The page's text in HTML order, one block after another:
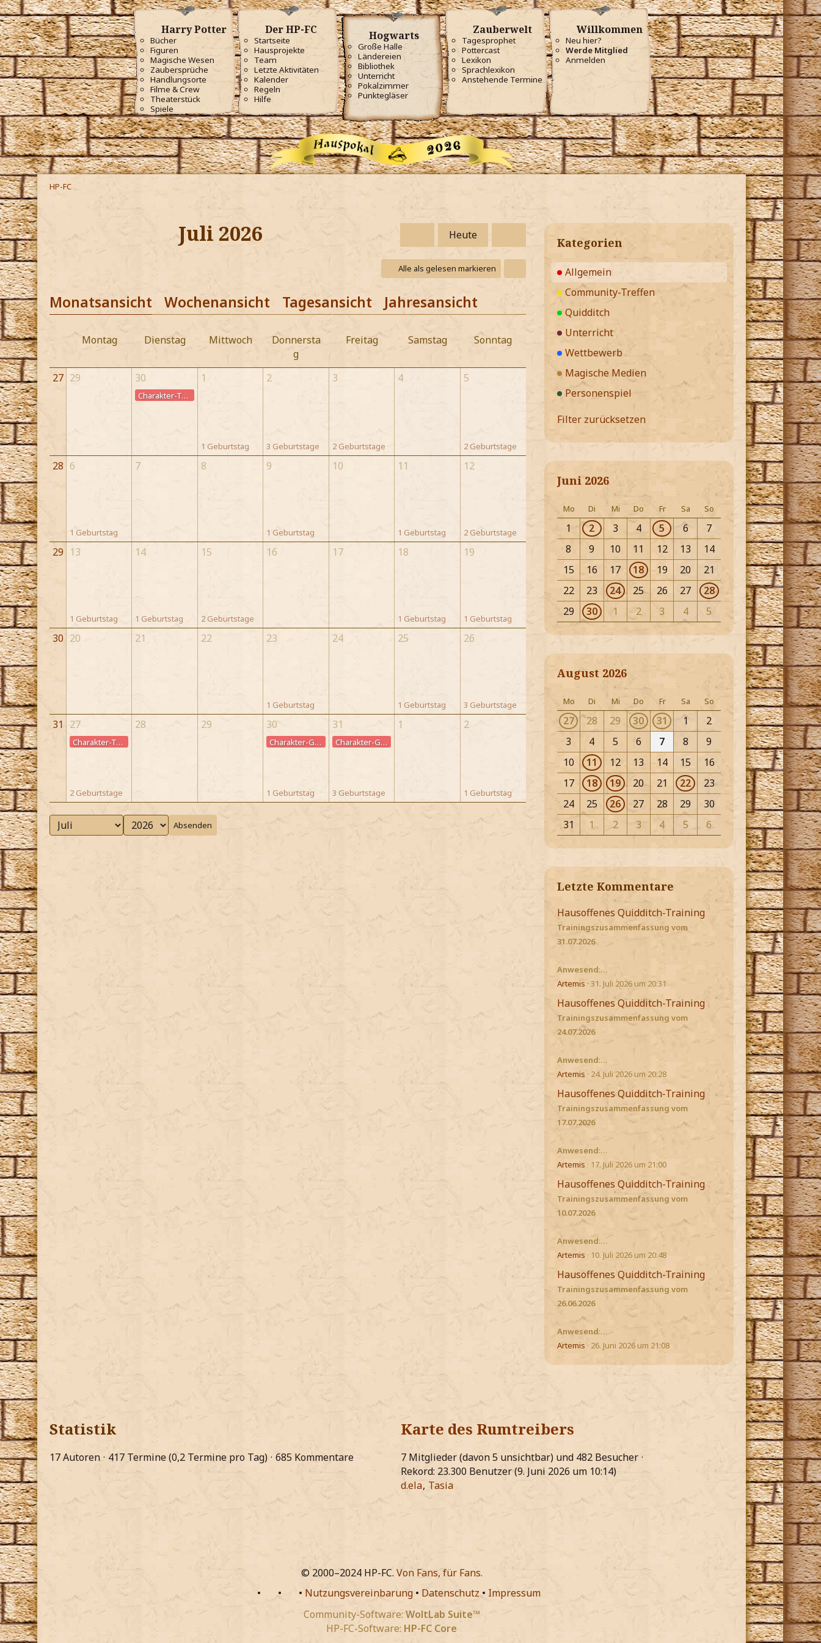
Harry Potter
Bücher
Figuren
Magische Wesen
Zaubersprüche
Handlungsorte
Filme & Crew
Theaterstück
Spiele
Der HP-FC
Startseite
Hausprojekte
Team
Letzte Aktivitäten
Kalender
Regeln
Hilfe
Hogwarts
Große Halle
Ländereien
Bibliothek
Unterricht
Pokalzimmer
Punktegläser
Zauberwelt
Tagesprophet
Pottercast
Lexikon
Sprachlexikon
Anstehende Termine
Willkommen
Neu hier?
Werde Mitglied
Anmelden
HP-FC
Juli 2026 Heute
Alle als gelesen markieren
Monatsansicht Wochenansicht Tagesansicht Jahresansicht
Montag Dienstag Mittwoch
Donnersta
g
Freitag Samstag Sonntag
27 29 30
Charakter-Todestag
1
1 Geburtstag
2
3 Geburtstage
3
2 Geburtstage
4 5
2 Geburtstage
28 6
1 Geburtstag
7 8 9
1 Geburtstag
10 11
1 Geburtstag
12
2 Geburtstage
29 13
1 Geburtstag
14
1 Geburtstag
15
2 Geburtstage
16 17 18
1 Geburtstag
19
1 Geburtstag
30 20 21 22 23
1 Geburtstag
24 25
1 Geburtstag
26
3 Geburtstage
31 27
Charakter-Todestag
2 Geburtstage
28 29 30
Charakter-Geburtstag
1 Geburtstag
31
Charakter-Geburtstag
3 Geburtstage
1 2
1 Geburtstag
Absenden
Kategorien
Allgemein
Community-Treffen
Quidditch
Unterricht
Wettbewerb
Magische Medien
Personenspiel
Filter zurücksetzen
Juni 2026
Mo Di Mi Do Fr Sa So
1 2 3 4 5 6
7
8
9 10 11 12 13
14
15
16 17 18 19 20
21
22
23 24 25 26 27
28
29
30 1 2 3 4 5
August 2026
Mo Di Mi Do Fr Sa So
27 28 29 30 31 1
2
3
4 5 6 7 8
9
10
11 12 13 14 15
16
17
18 19 20 21 22
23
24
25 26 27 28 29
30
31
1 2 3 4 5 6
Letzte Kommentare
Hausoffenes Quidditch-Training
Trainingszusammenfassung vom
31.07.2026
Anwesend:…
Artemis 31. Juli 2026 um 20:31
Hausoffenes Quidditch-Training
Trainingszusammenfassung vom
24.07.2026
Anwesend:…
Artemis
24. Juli 2026 um 20:28
Hausoffenes Quidditch-Training
Trainingszusammenfassung vom
17.07.2026
Anwesend:…
Artemis
17. Juli 2026 um 21:00
Hausoffenes Quidditch-Training
Trainingszusammenfassung vom
10.07.2026
Anwesend:…
Artemis
10. Juli 2026 um 20:48
Hausoffenes Quidditch-Training
Trainingszusammenfassung vom
26.06.2026
Anwesend:…
Artemis
26. Juni 2026 um 21:08
Statistik
17 Autoren 417 Termine (0,2 Termine pro Tag) 685 Kommentare
Karte des Rumtreibers
7 Mitglieder (davon 5 unsichtbar) und 482 Besucher
Rekord: 23.300 Benutzer (9. Juni 2026 um 10:14)
d.ela Tasia
© 2000–2024 HP-FC. Von Fans, für Fans.
•
• • Nutzungsvereinbarung • Datenschutz• Impressum
Community-Software: WoltLab Suite™
HP-FC-Software: HP-FC Core